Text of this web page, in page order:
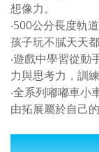
想像力。
‧500公分長度軌
孩子玩不膩天天都
‧遊戲中學習從動
力與思考力，訓
‧全系列嘟嘟車小
由拓展屬於自己